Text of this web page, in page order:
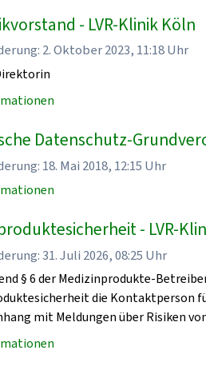
- LVR-Klinik Köln
2. Oktober 2023, 11:18 Uhr
Datenschutz-
18. Mai 2018, 12:15 Uhr
- LVR-
31. Juli 2026, 08:25 Uhr
§ 6 der Medizinprodukte-
die Kontaktperson
mit Meldungen über Risiken